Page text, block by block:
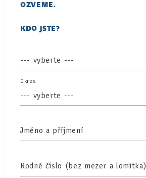
OZVEME.
KDO JSTE?
Okres
Jméno a příjmení
Rodné číslo (bez mezer a lomítka)